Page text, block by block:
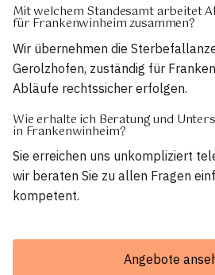
Mit welchem Standesamt arbeitet
für Frankenwinheim zusammen?
Wir übernehmen die
Gerolzhofen, zuständig für
Abläufe rechtssicher erfolgen.
Wie erhalte ich Beratung und
in Frankenwinheim?
Sie erreichen uns unkompliziert
wir beraten Sie zu allen Fragen
kompetent.
Angebote